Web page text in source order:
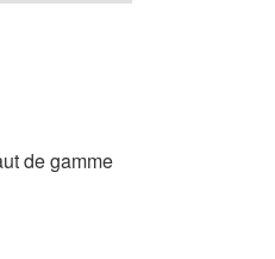
de gamme